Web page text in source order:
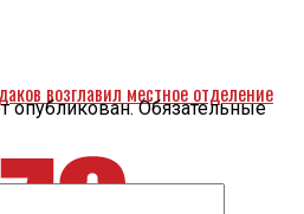
возглавил местное отделение
опубликован. Обязательные